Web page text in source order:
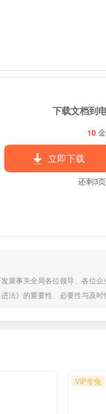
下载文档到
10
立即下载
还剩3
展事关全局各位领导、各位
法》的重要性、必要性与及
VIP专免